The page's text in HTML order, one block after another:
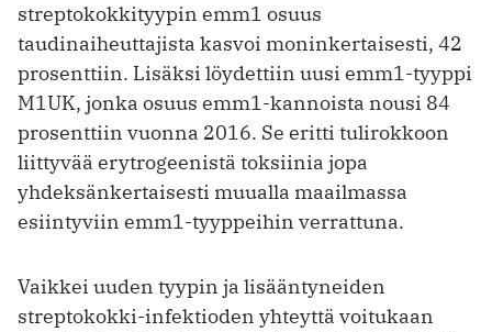
streptokokkityypin emm1 osuus
taudinaiheuttajista kasvoi moninkertaisesti, 42
prosenttiin. Lisäksi löydettiin uusi emm1-tyyppi
M1UK, jonka osuus emm1-kannoista nousi 84
prosenttiin vuonna 2016. Se eritti tulirokkoon
liittyvää erytrogeenistä toksiinia jopa
yhdeksänkertaisesti muualla maailmassa
esiintyviin emm1-tyyppeihin verrattuna.
Vaikkei uuden tyypin ja lisääntyneiden
streptokokki-infektioden yhteyttä voitukaan